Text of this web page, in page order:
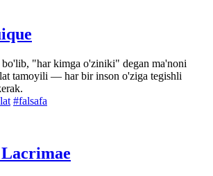
"har kimga o'ziniki" degan ma'noni
tamoyili — har bir inson o'ziga tegishli
#falsafa